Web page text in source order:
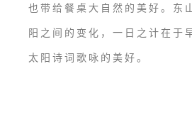
也带给餐桌大自然的美好。东
阳之间的变化，一日之计在于
太阳诗词歌咏的美好。